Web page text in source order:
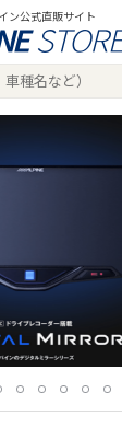
ン公式直販サイト